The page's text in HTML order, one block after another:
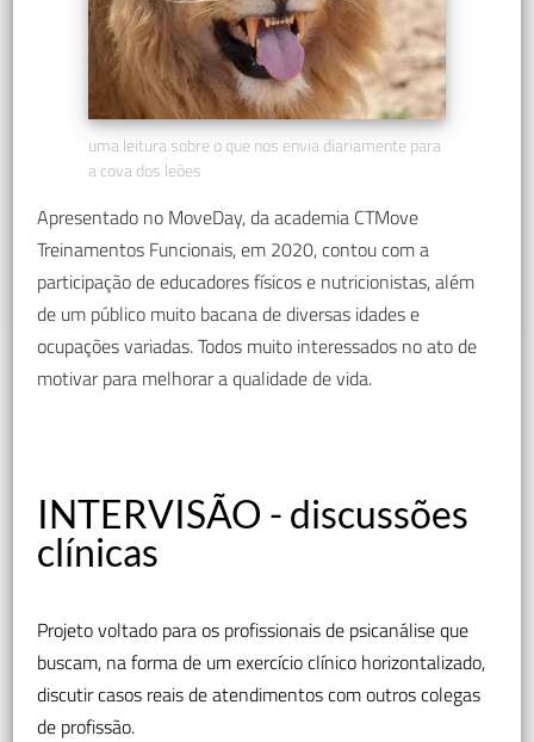
uma leitura sobre o que nos envia diariamente para
a cova dos leões
Apresentado no MoveDay, da academia CTMove
Treinamentos Funcionais, em 2020, contou com a
participação de educadores físicos e nutricionistas, além
de um público muito bacana de diversas idades e
ocupações variadas. Todos muito interessados no ato de
motivar para melhorar a qualidade de vida.
INTERVISÃO - discussões
clínicas
Projeto voltado para os profissionais de psicanálise que
buscam, na forma de um exercício clínico horizontalizado,
discutir casos reais de atendimentos com outros colegas
de profissão.